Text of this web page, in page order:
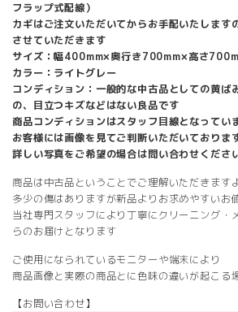
フラップ式配線）
カギはご注文いただいてからお手配いたします
させていただきます
サイズ：幅400mm×奥行き700mm×高さ
カラー：ライトグレー
コンディション：一般的な中古品としての黄ば
の、目立つキズなどはない良品です
商品コンディションはスタッフ目線となってい
お客様には画像を見てご判断いただいておりま
詳しい写真をご希望の場合は問い合わせくださ
商品は中古品ということでご理解いただきます
多少の傷はありますが新品よりお求めやすいお
当社専門スタッフにより丁寧にクリーニング・
らのお届けとなります
ご使用になられているモニターや端末により
商品画像と実際の商品とに色味の違いが起こる
【お問い合わせ】